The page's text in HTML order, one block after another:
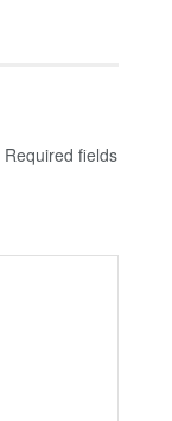
Required fields